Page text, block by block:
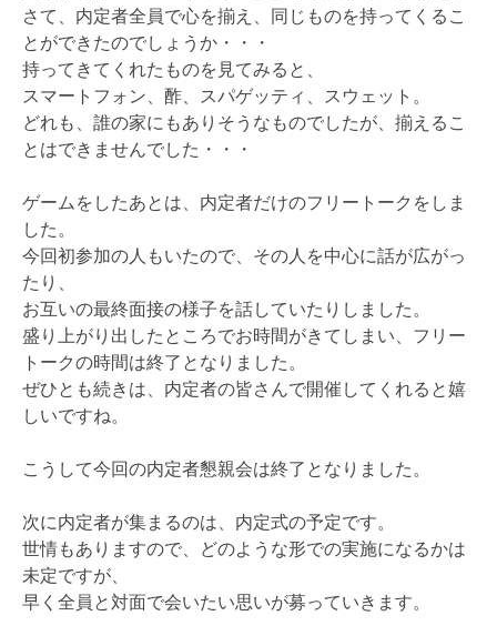
さて、内定者全員で心を揃え、同じものを持ってくるこ
とができたのでしょうか・・・
持ってきてくれたものを見てみると、
スマートフォン、酢、スパゲッティ、スウェット。
どれも、誰の家にもありそうなものでしたが、揃えるこ
とはできませんでした・・・
ゲームをしたあとは、内定者だけのフリートークをしま
した。
今回初参加の人もいたので、その人を中心に話が広がっ
たり、
お互いの最終面接の様子を話していたりしました。
盛り上がり出したところでお時間がきてしまい、フリー
トークの時間は終了となりました。
ぜひとも続きは、内定者の皆さんで開催してくれると嬉
しいですね。
こうして今回の内定者懇親会は終了となりました。
次に内定者が集まるのは、内定式の予定です。
世情もありますので、どのような形での実施になるかは
未定ですが、
早く全員と対面で会いたい思いが募っていきます。